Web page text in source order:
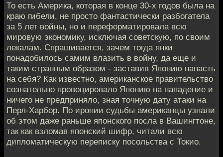
То есть Америка, которая в конце 30-х годов была на
краю гибели, не просто фантастически разбогатела
за 5 лет войны, но и переформатировала всю
мировую экономику, исключая советскую, по своим
лекалам. Спрашивается, зачем тогда янки
понадобилось самим влазить в войну, да еще и
таким странным образом - заставив Японию напасть
на себя? Как известно, американское правительство
сознательно провоцировало Японию на нападение и
ничего не предприняло, зная точную дату атаки на
Перл-Харбор. По иронии судьбы американцы узнали
об этом даже раньше японского посла в Вашингтоне,
так как взломав японский шифр, читали всю
дипломатическую переписку посольства с Токио.